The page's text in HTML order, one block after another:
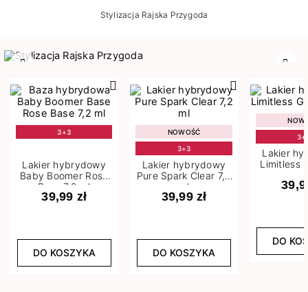
Stylizacja Rajska Przygoda
3+3
Lakier hybrydowy
Baby Boomer Rose
Base 7,2 ml
39,99 zł
DO KOSZYKA
NOWOŚĆ
3+3
Lakier hybrydowy
Pure Spark Clear 7,2
ml
39,99 zł
DO KOSZYKA
Lakier
Limitless
DO